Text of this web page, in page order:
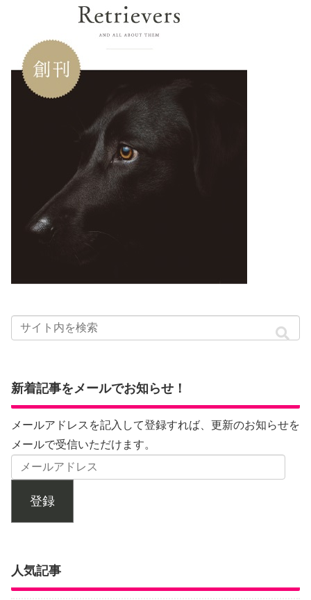
新着記事をメールでお知らせ！
メールアドレスを記入して登録すれば、更新のお知らせを
メールで受信いただけます。
登録
人気記事